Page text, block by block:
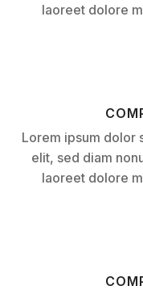
laoreet dolore
Lorem ipsum dolor
elit, sed diam
laoreet dolore